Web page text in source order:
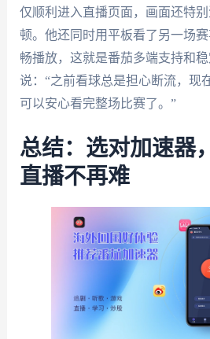
仅顺利进入直播页面，画面还特
顿。他还同时用平板看了另一场
畅播放，这就是番茄多端支持和
说：“之前看球总是担心断流，现
可以安心看完整场比赛了。”
总结：选对加速器
直播不再难